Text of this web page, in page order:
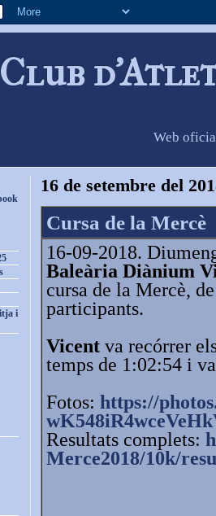
Club
Web
16 de setembre del
Cursa de la Mercè
16-09-2018.
Baleària Diànium
cursa de la Mercè,
participants.
Vicent va recórrer
temps de 1:02:54 i
Fotos: https://
Resultats complets:
Merce2018/10k/
i